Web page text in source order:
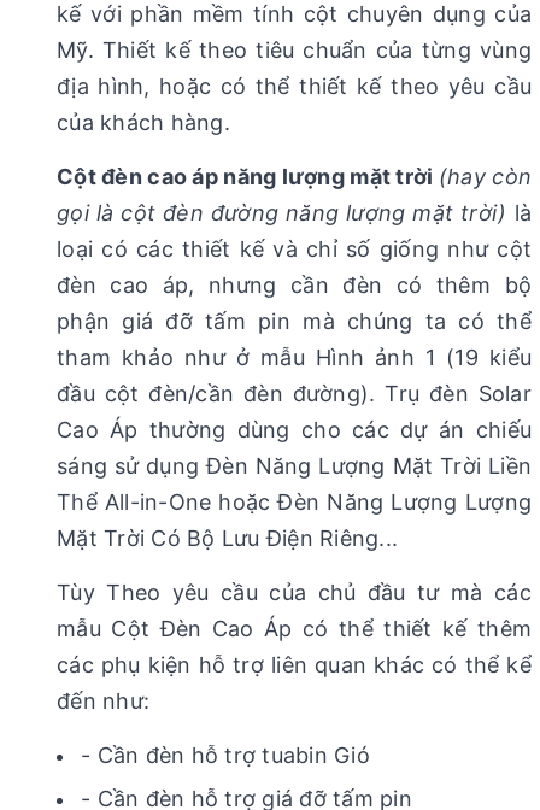
kế với phần mềm tính cột chuyên dụng của
Mỹ. Thiết kế theo tiêu chuẩn của từng vùng
địa hình, hoặc có thể thiết kế theo yêu cầu
của khách hàng.
Cột đèn cao áp năng lượng mặt trời (hay còn
gọi là cột đèn đường năng lượng mặt trời) là
loại có các thiết kế và chỉ số giống như cột
đèn cao áp, nhưng cần đèn có thêm bộ
phận giá đỡ tấm pin mà chúng ta có thể
tham khảo như ở mẫu Hình ảnh 1 (19 kiểu
đầu cột đèn/cần đèn đường). Trụ đèn Solar
Cao Áp thường dùng cho các dự án chiếu
sáng sử dụng Đèn Năng Lượng Mặt Trời Liền
Thể All-in-One hoặc Đèn Năng Lượng Lượng
Mặt Trời Có Bộ Lưu Điện Riêng...
Tùy Theo yêu cầu của chủ đầu tư mà các
mẫu Cột Đèn Cao Áp có thể thiết kế thêm
các phụ kiện hỗ trợ liên quan khác có thể kể
đến như:
- Cần đèn hỗ trợ tuabin Gió
- Cần đèn hỗ trợ giá đỡ tấm pin